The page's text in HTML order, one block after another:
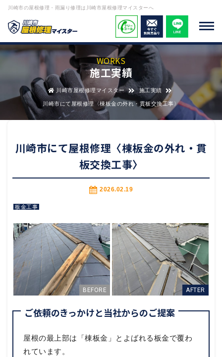
川崎市の屋根修理・雨漏り修理は川崎市屋根修理マイスターへ
WORKS
施工実績
川崎市屋根修理マイスター 施工実績
川崎市にて屋根修理〈棟板金の外れ・貫板交換工事〉
川崎市にて屋根修理〈棟板金の外れ・貫
板交換工事〉
2026.02.19
板金工事
ご依頼のきっかけと当社からのご提案
屋根の最上部は「棟板金」とよばれる板金で覆わ
れています。